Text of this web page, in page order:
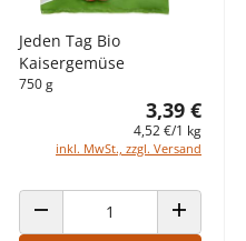
Jeden Tag Bio
Kaisergemüse
750 g
3,39 €
4,52 €/1 kg
inkl. MwSt., zzgl. Versand
ANZAHL VERRINGERN ANZAHL